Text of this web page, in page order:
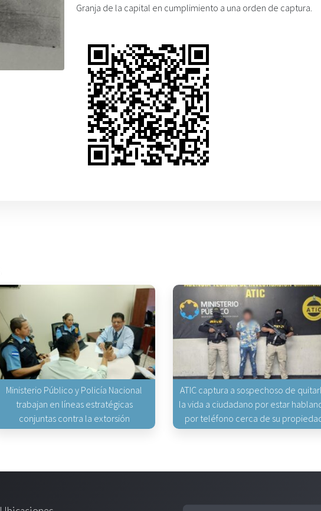
Granja de la capital en cumplimiento a una orden de captura.
Ministerio Público y Policía Nacional
trabajan en líneas estratégicas
conjuntas contra la extorsión
ATIC captura a sospechoso de
la vida a ciudadano por estar
por teléfono cerca de su